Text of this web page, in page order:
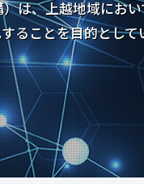
は、上越地域にお
ることを目的として